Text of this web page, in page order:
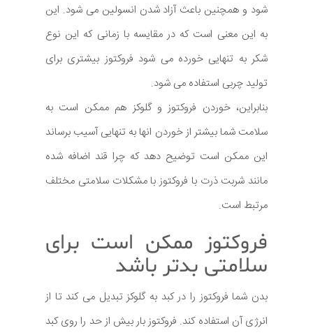
شود و همچنین باعث آزاد شدن انسولین می شود. این
به این معنی است که در مقایسه با زمانی که این نوع
شکر به تنهایی خورده می شود فروکتوز بیشتری برای
تولید چربی استفاده می شود.
بنابراین، خوردن فروکتوز و گلوکز هم ممکن است به
سلامت شما بیشتر از خوردن انها به تنهایی آسیب برساند
این ممکن است توضیح دهد که چرا قند اضافه شده
مانند شربت ذرت با فروکتوز با مشکلات سلامتی مختلف
مرتبط است.
فروکتوز ممکن است برای
سلامتی بدتر باشد
بدن شما فروکتوز را در کبد به گلوکز تبدیل می کند تا از
انرژی آن استفاده کند. فروکتوز بار بیش از حد را روی کبد